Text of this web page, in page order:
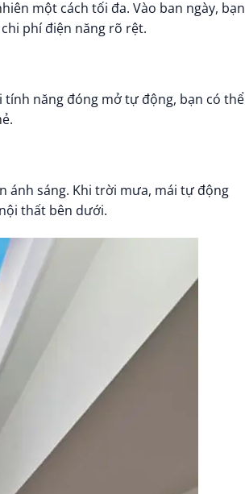
một cách tối đa. Vào ban ngày, bạn
phí điện năng rõ rệt.
năng đóng mở tự động, bạn có thể
ánh sáng. Khi trời mưa, mái tự động
thất bên dưới.